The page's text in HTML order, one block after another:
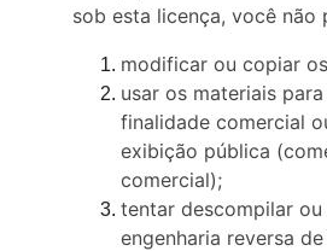
sob esta licença, você não
modificar ou copiar
usar os materiais
finalidade comercial
exibição pública
comercial);
tentar descompilar
engenharia reversa